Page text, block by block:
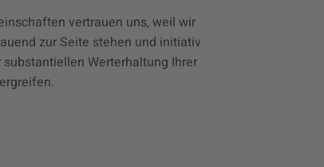
vertrauen uns, weil wir
zur Seite stehen und initiativ
Werterhaltung Ihrer